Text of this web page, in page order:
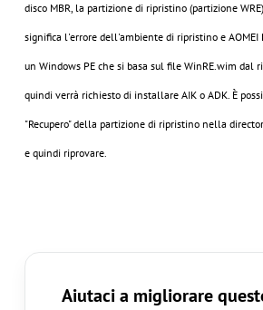
disco MBR, la partizione di ripristino (partizione
significa l'errore dell'ambiente di ripristino e AOMEI
un Windows PE che si basa sul file WinRE.wim dal
quindi verrà richiesto di installare AIK o ADK. È
"Recupero" della partizione di ripristino nella
e quindi riprovare.
Aiutaci a migliorare